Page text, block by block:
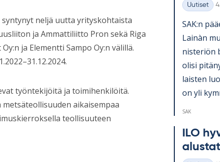
neljä uutta yrityskohtaista
ja Ammattiliitto Pron sekä Riga
ja Elementti Sampo Oy:n välillä.
työntekijöitä ja toimihenkilöitä.
aikaisempaa
teollisuuteen
Kategoriat
Uutiset
SAK:n
Lainàn
nis­te­riön
olisi
lais­ten
on yli
SAK
ILO